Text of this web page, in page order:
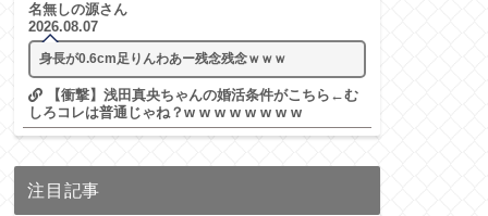
名無しの源さん
2026.08.07
身長が0.6cm足りんわあー残念残念ｗｗｗ
【衝撃】浅田真央ちゃんの婚活条件がこちら←む
しろコレは普通じゃね？w w w w w w w w
注目記事